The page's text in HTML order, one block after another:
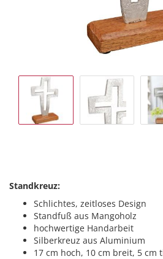
Standkreuz:
Schlichtes, zeitloses Design
Standfuß aus Mangoholz
hochwertige Handarbeit
Silberkreuz aus Aluminium
17 cm hoch, 10 cm breit, 5 cm